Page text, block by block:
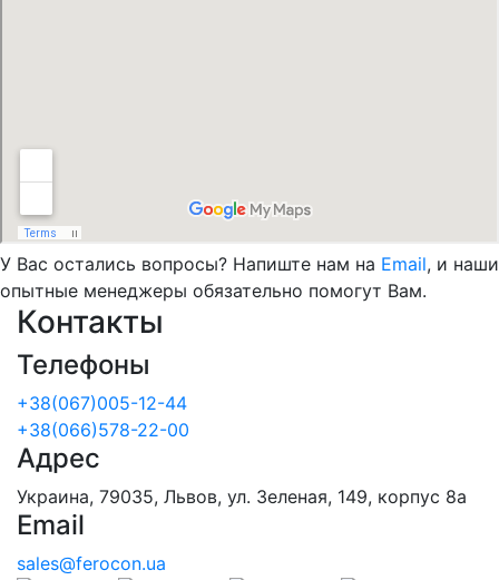
У Вас остались вопросы? Напиште нам на Email, и наши
опытные менеджеры обязательно помогут Вам.
Контакты
Телефоны
+38(067)005-12-44
+38(066)578-22-00
Адрес
Украина, 79035, Львов, ул. Зеленая, 149, корпус 8а
Email
sales@ferocon.ua